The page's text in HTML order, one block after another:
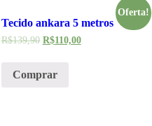
Oferta!
Tecido ankara 5 metros
R$139,90 R$110,00
Comprar